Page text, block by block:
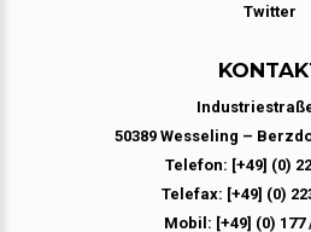
Twitter
50389 Wesseling –
Telefon: [+49] (0)
Telefax: [+49] (0)
Mobil: [+49] (0) 177